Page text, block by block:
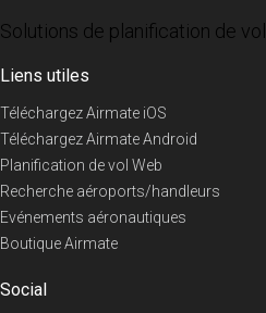
Solutions de planification de vol
Liens utiles
Téléchargez Airmate iOS
Téléchargez Airmate Android
Planification de vol Web
Recherche aéroports/handleurs
Evénements aéronautiques
Boutique Airmate
Social